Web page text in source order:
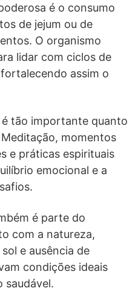
é o consumo
de jejum ou de
O organismo
lidar com ciclos de
assim o
tão importante quanto
momentos
e práticas espirituais
emocional e a
é parte do
com a natureza,
e ausência de
condições ideais
saudável.